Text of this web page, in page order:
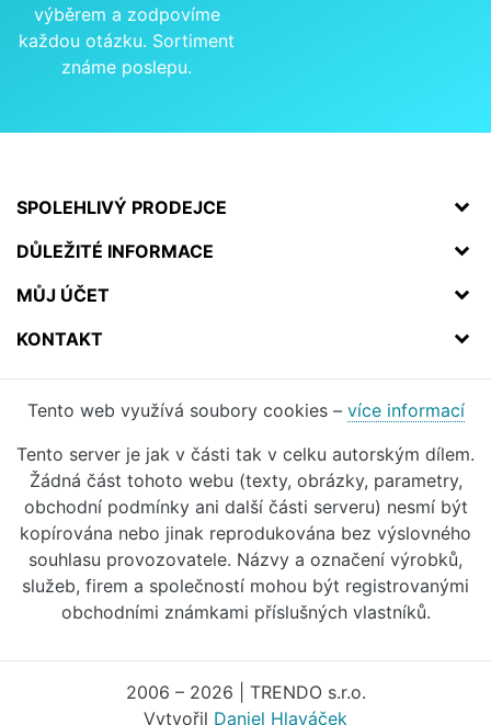
výběrem a zodpovíme
každou otázku. Sortiment
známe poslepu.
SPOLEHLIVÝ PRODEJCE
DŮLEŽITÉ INFORMACE
MŮJ ÚČET
KONTAKT
Tento web využívá soubory cookies – více informací
Tento server je jak v části tak v celku autorským dílem.
Žádná část tohoto webu (texty, obrázky, parametry,
obchodní podmínky ani další části serveru) nesmí být
kopírována nebo jinak reprodukována bez výslovného
souhlasu provozovatele. Názvy a označení výrobků,
služeb, firem a společností mohou být registrovanými
obchodními známkami příslušných vlastníků.
2006 – 2026 | TRENDO s.r.o.
Vytvořil Daniel Hlaváček